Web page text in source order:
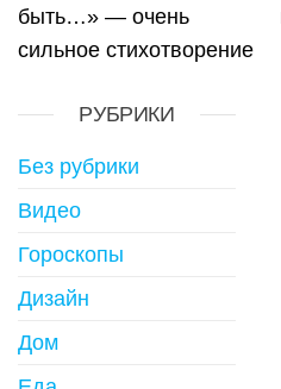
быть…» — очень
сильное стихотворение
РУБРИКИ
Без рубрики
Видео
Гороскопы
Дизайн
Дом